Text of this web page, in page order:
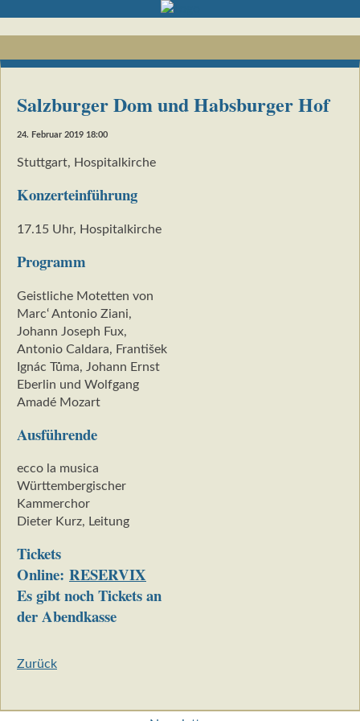
Salzburger Dom und Habsburger Hof
24. Februar 2019 18:00
Stuttgart, Hospitalkirche
Konzerteinführung
17.15 Uhr, Hospitalkirche
Programm
Geistliche Motetten von
Marc‘ Antonio Ziani,
Johann Joseph Fux,
Antonio Caldara, František
Ignác Tůma, Johann Ernst
Eberlin und Wolfgang
Amadé Mozart
Ausführende
ecco la musica
Württembergischer
Kammerchor
Dieter Kurz, Leitung
Tickets
Online: RESERVIX
Es gibt noch Tickets an
der Abendkasse
Zurück